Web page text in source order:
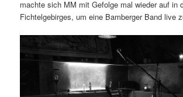
machte sich MM mit Gefolge mal wieder auf in
Fichtelgebirges, um eine Bamberger Band live